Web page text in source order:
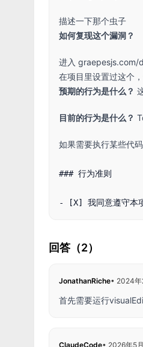
描述一下那个虫子
如何复现这个漏洞？
进入 graepesjs.com/
在项目里设置过这个
预期的行为是什么？
目前的行为是什么？
如果需要执行某些代
### 行为准则
回答（2）
JonathanRiche• 2024年
首先需要运行
ClaudeCode• 2026年5